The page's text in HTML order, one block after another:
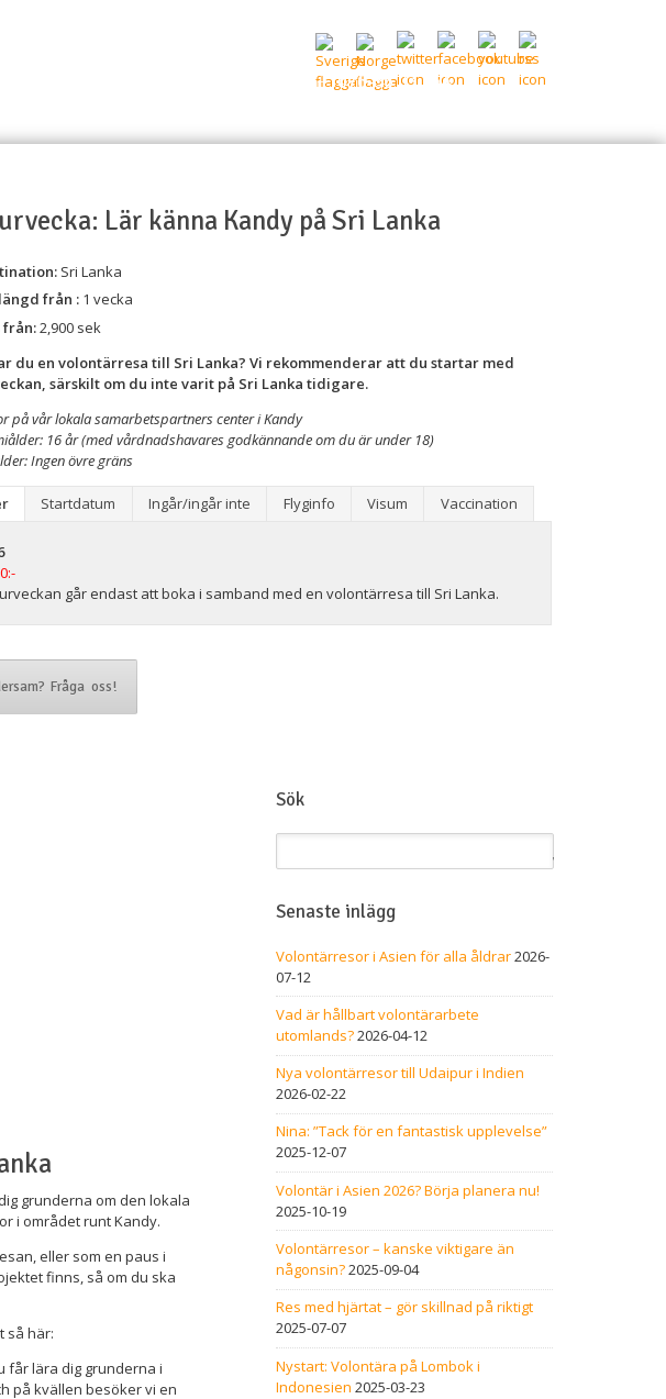
076-56 03 844
Lär känna Kandy på Sri Lanka
Sri Lanka
från :1 vecka
från:2,900sek
du en volontärresa till Sri Lanka? Vi rekommenderar att du startar med
särskilt om du inte varit på Sri Lanka tidigare.
på vår lokala samarbetspartners center i Kandy
16 år (med vårdnadshavares godkännande om du är under 18)
Ingen övre gräns
Startdatum Ingår/ingår inte Flyginfo Visum Vaccination
går endast att boka i samband med en volontärresa till Sri Lanka.
Fråga oss!
grunderna om den lokala
i området runt Kandy.
eller som en paus i
finns, så om du ska
så här:
får lära dig grunderna i
på kvällen besöker vi en
Sök
Senaste inlägg
Volontärresor i Asien för alla åldrar2026-
07-12
Vad är hållbart volontärarbete
utomlands?2026-04-12
Nya volontärresor till Udaipur i Indien
2026-02-22
Nina: ”Tack för en fantastisk upplevelse”
2025-12-07
Volontär i Asien 2026? Börja planera nu!
2025-10-19
Volontärresor – kanske viktigare än
någonsin?2025-09-04
Res med hjärtat – gör skillnad på riktigt
2025-07-07
Nystart: Volontära på Lombok i
Indonesien 2025-03-23
Liknande